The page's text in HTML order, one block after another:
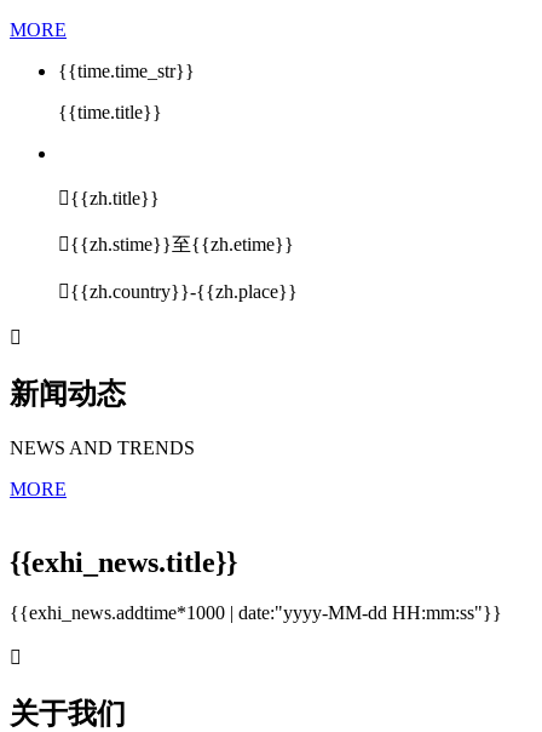
MORE
{{time.time_str}}
{{time.title}}
{{zh.title}}
{{zh.stime}}至{{zh.etime}}
{{zh.country}}-{{zh.place}}

新闻动态
NEWS AND TRENDS
MORE
{{exhi_news.title}}
{{exhi_news.addtime*1000 | date:"yyyy-MM-dd HH:mm:ss"}}

关于我们